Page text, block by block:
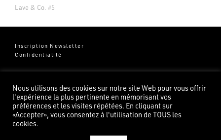
Lave & Co. #5
Inscription Newsletter
Confidentialité
Groupe Pierredeplan
82100 Castelsarrasin
Nous utilisons des cookies sur notre site Web pour vous offrir
l'expérience la plus pertinente en mémorisant vos
préférences et les visites répétées. En cliquant sur
«Accepter», vous consentez à l'utilisation de TOUS les
cookies.